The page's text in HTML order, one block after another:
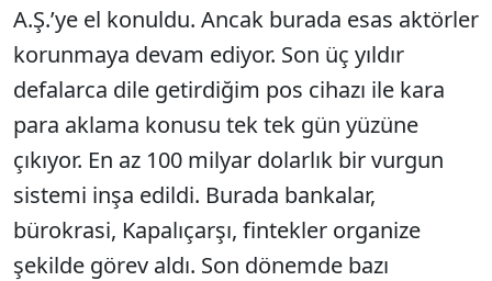
A.Ş.’ye el konuldu. Ancak burada esas aktörler
korunmaya devam ediyor. Son üç yıldır
defalarca dile getirdiğim pos cihazı ile kara
para aklama konusu tek tek gün yüzüne
çıkıyor. En az 100 milyar dolarlık bir vurgun
sistemi inşa edildi. Burada bankalar,
bürokrasi, Kapalıçarşı, fintekler organize
şekilde görev aldı. Son dönemde bazı